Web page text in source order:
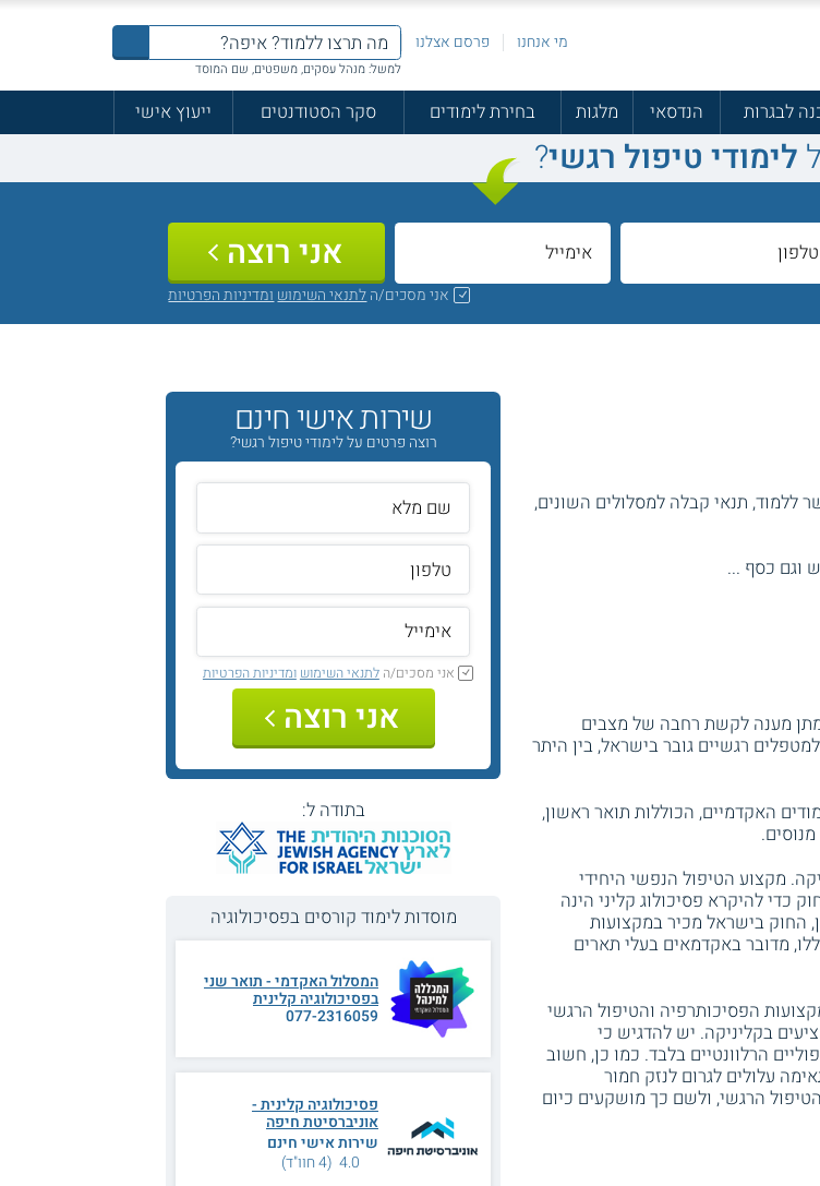
מי אנחנו פרסם אצלנו
למשל: מנהל עסקים, משפטים, שם המוסד
לבגרות הנדסאי מלגות בחירת לימודים סקר הסטודנטים ייעוץ אישי
לימודי טיפול רגשי?
אני מסכים/הלתנאי השימושומדיניות הפרטיות
אני רוצה
ללמוד, תנאי קבלה למסלולים השונים,
וגם כסף ...
מענה לקשת רחבה של מצבים
רגשיים גובר בישראל, בין היתר
האקדמיים, הכוללות תואר ראשון,
מקצוע הטיפול הנפשי היחידי
כדי להיקרא פסיכולוג קליני הינה
החוק בישראל מכיר במקצועות
מדובר באקדמאים בעלי תארים
הפסיכותרפיה והטיפול הרגשי
בקליניקה. יש להדגיש כי
הרלוונטיים בלבד. כמו כן, חשוב
עלולים לגרום לנזק חמור
הרגשי, ולשם כך מושקעים כיום
שירות אישי חינם
רוצה פרטים על לימודי טיפול רגשי?
אני מסכים/הלתנאי השימוש ומדיניות הפרטיות
אני רוצה
בתודה ל:
מוסדות לימוד קורסים בפסיכולוגיה
המסלול האקדמי - תואר שני
בפסיכולוגיה קלינית
077-2316059
פסיכולוגיה קלינית -
אוניברסיטת חיפה
שירות אישי חינם
4.0 (4 חוו"ד)